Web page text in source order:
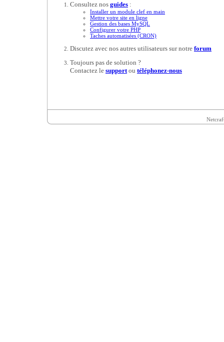
Consultez nos guides :
Installer un module clef en main
Mettre votre site en ligne
Gestion des bases MySQL
Configurer votre PHP
Taches automatisées (CRON)
Discutez avec nos autres utilisateurs sur notre forum
Toujours pas de solution ?
Contactez le supportou téléphonez-nous